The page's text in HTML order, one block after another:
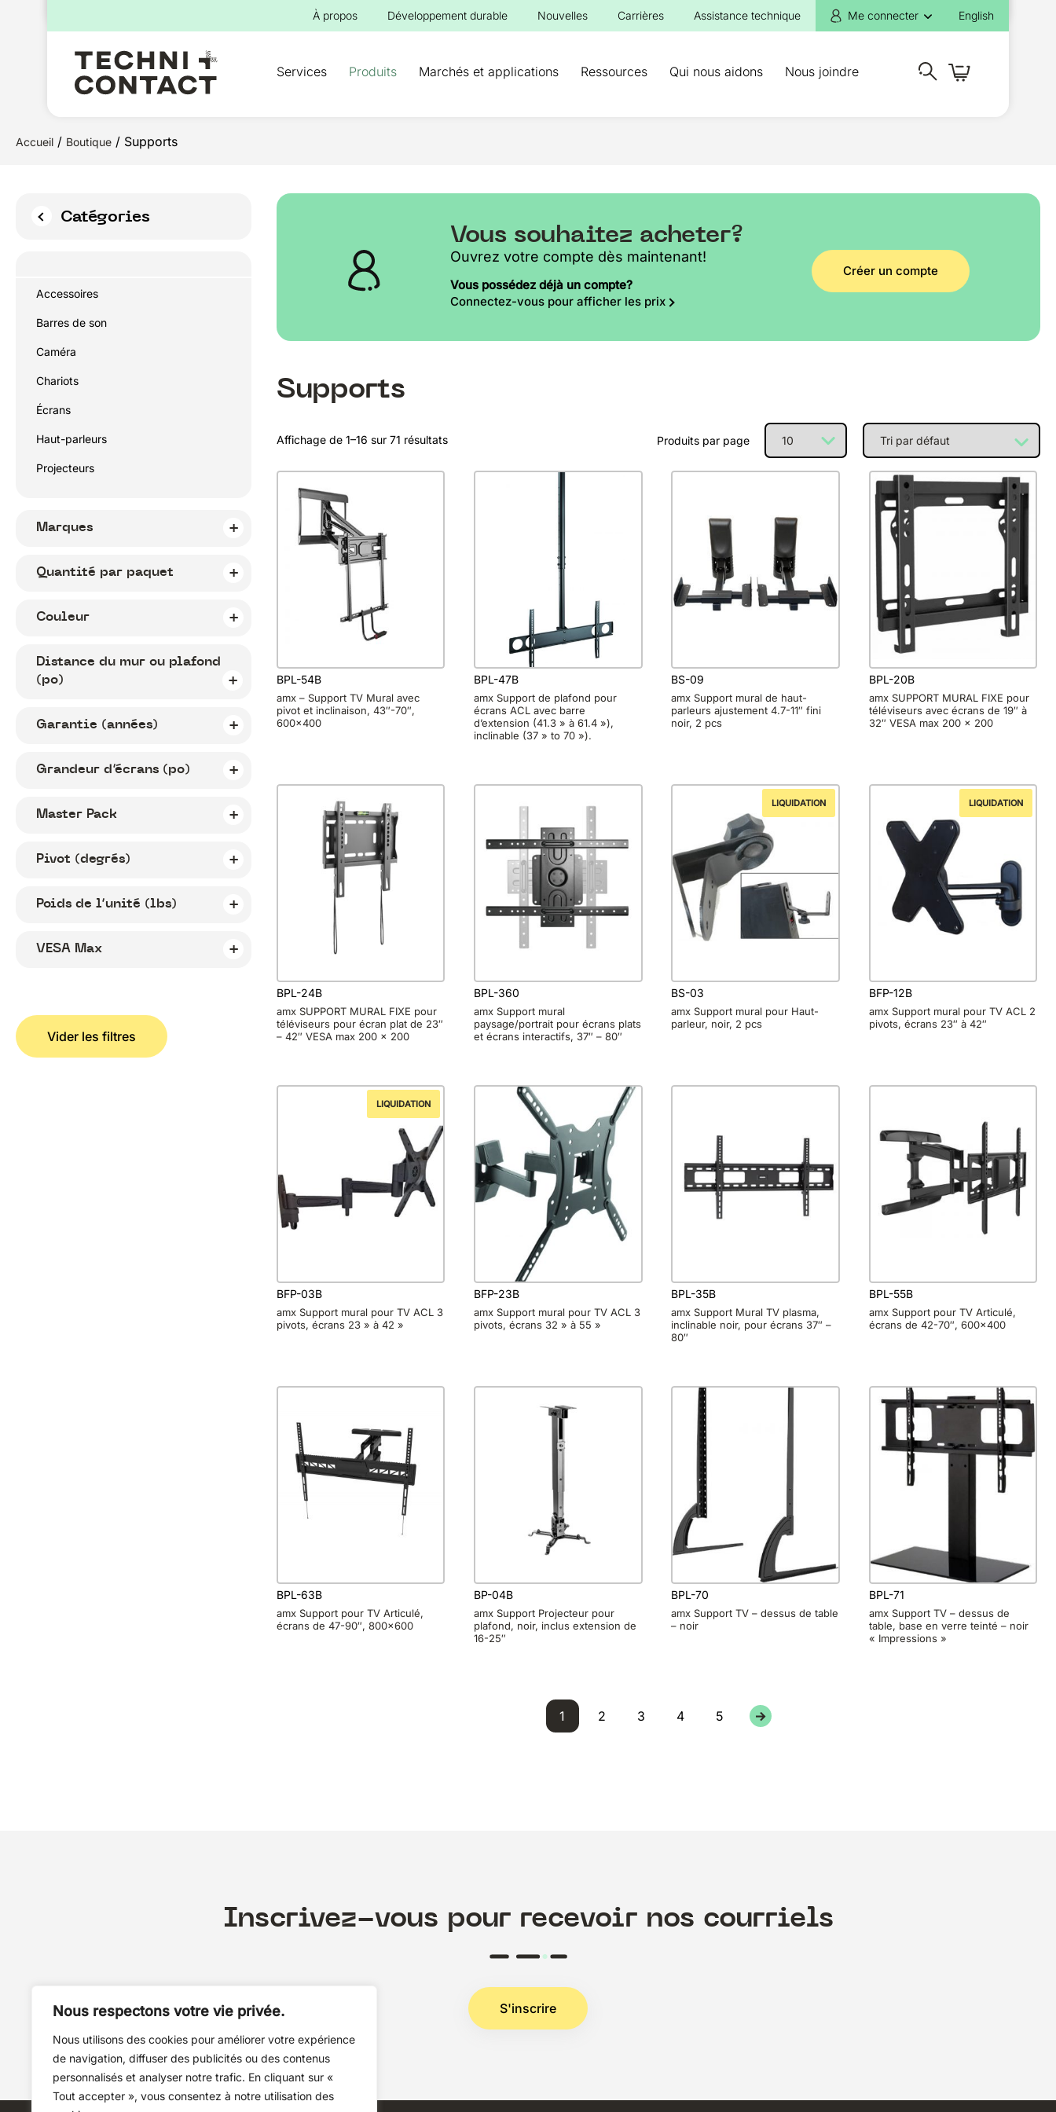
Nous respectons votre vie privée.
Nous utilisons des cookies pour améliorer votre expérience
de navigation, diffuser des publicités ou des contenus
personnalisés et analyser notre trafic. En cliquant sur «
Tout accepter », vous consentez à notre utilisation des
À propos Développement durable Nouvelles Carrières Assistance technique Me connecter English
Services Produits Marchés et applications Ressources Qui nous aidons Nous joindre
pour :
Accueil / Boutique / Supports
Catégories
Accessoires
Barres de son
Caméra
Chariots
Écrans
Haut-parleurs
Projecteurs
Marques
Quantité par paquet
Couleur
Distance du mur ou plafond
(po)
Garantie (années)
Grandeur d’écrans (po)
Master Pack
Pivot (degrés)
Poids de l’unité (lbs)
VESA Max
Vider les filtres
Vous souhaitez acheter?
Ouvrez votre compte dès maintenant!
Vous possédez déjà un compte?
Connectez-vous pour afficher les prix
Créer un compte
Supports
Affichage de 1–16 sur 71 résultats Produits par page
BPL-54B
amx – Support TV Mural avec
pivot et inclinaison, 43″-70″,
600×400
BPL-47B
amx Support de plafond pour
écrans ACL avec barre
d’extension (41.3 » à 61.4 »),
inclinable (37 » to 70 »).
BS-09
amx Support mural de haut-
parleurs ajustement 4.7-11″ fini
noir, 2 pcs
BPL-20B
amx SUPPORT MURAL FIXE pour
téléviseurs avec écrans de 19″ à
32″ VESA max 200 x 200
BPL-24B
amx SUPPORT MURAL FIXE pour
téléviseurs pour écran plat de 23″
– 42″ VESA max 200 x 200
BPL-360
amx Support mural
paysage/portrait pour écrans plats
et écrans interactifs, 37″ – 80″
LIQUIDATION
BS-03
amx Support mural pour Haut-
parleur, noir, 2 pcs
LIQUIDATION
BFP-12B
amx Support mural pour TV ACL 2
pivots, écrans 23″ à 42″
LIQUIDATION
BFP-03B
amx Support mural pour TV ACL 3
pivots, écrans 23 » à 42 »
BFP-23B
amx Support mural pour TV ACL 3
pivots, écrans 32 » à 55 »
BPL-35B
amx Support Mural TV plasma,
inclinable noir, pour écrans 37″ –
80″
BPL-55B
amx Support pour TV Articulé,
écrans de 42-70″, 600×400
BPL-63B
amx Support pour TV Articulé,
écrans de 47-90″, 800×600
BP-04B
amx Support Projecteur pour
plafond, noir, inclus extension de
16-25″
BPL-70
amx Support TV – dessus de table
– noir
BPL-71
amx Support TV – dessus de
table, base en verre teinté – noir
« Impressions »
1 2 3 4 5 →
Inscrivez-vous pour recevoir nos courriels
S'inscrire